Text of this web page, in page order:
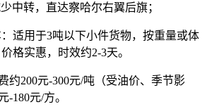
中转，直达察哈尔右翼后旗；
适用于3吨以下小件货物，按重量或体
格实惠，时效约2-3天。
约200元-300元/吨（受油价、季节影
-180元/方。